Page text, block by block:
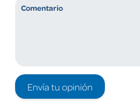
Envía tu opinión